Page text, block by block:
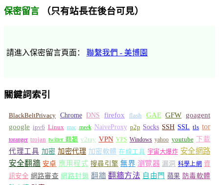
保密留言 （只有站長在後台可見）
請進入保密留言頁面： 聯繫我們 - 美博園
關鍵詞索引
BlackBeltPrivacy Chrome DNS firefox flash GAE GFW
goagent
google ipv6 Linux mac meek NaiveProxy p2p Socks SSH SSL tls tor
toranger trojan twitter 翻牆 v2ray VPN VPS Windows yahoo youtube 下載
代理工具 加密 加密代理 加密軟體 在線工具 宇宙大爆炸 安全網路
安全翻牆 安卓 應用程式 搜尋引擎 無界 瀏覽器 漏洞 科學上網 資
訊安全 網路審查 網路封鎖 翻牆 翻牆方法 自由門 蘋果 防毒軟體